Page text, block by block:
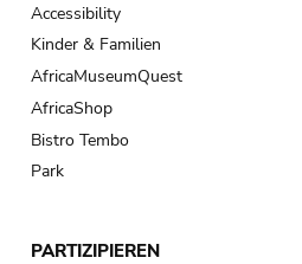
Accessibility
Kinder & Familien
AfricaMuseumQuest
AfricaShop
Bistro Tembo
Park
PARTIZIPIEREN